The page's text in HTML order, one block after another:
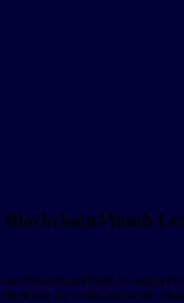
Blockchain4Youth Learning
но и как реальный